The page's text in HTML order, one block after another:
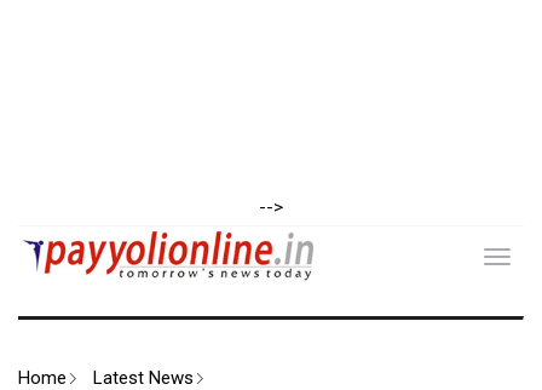
-->
Home Latest News